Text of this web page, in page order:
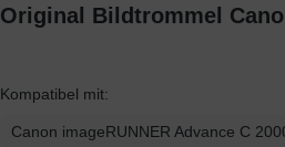
Original Bildtrommel
Kompatibel mit:
Canon imageRUNNER Advance C